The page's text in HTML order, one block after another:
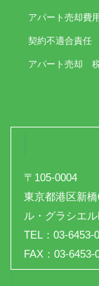
アパート売却費用
契約不適合責任
アパート売却
〒105-0004
東京都港区新
ル・グラシエ
TEL：03-6453-
FAX：03-6453-